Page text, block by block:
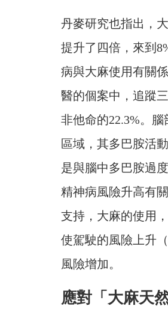
丹麥研究也指出，
提升了四倍，來到
病與大麻使用有關
醫的個案中，追蹤
非他命的22.3%。
區域，其多巴胺活
是與腦中多巴胺過
精神病風險升高有
支持，大麻的使用
使駕駛的風險上升
風險增加。
應對「大麻天